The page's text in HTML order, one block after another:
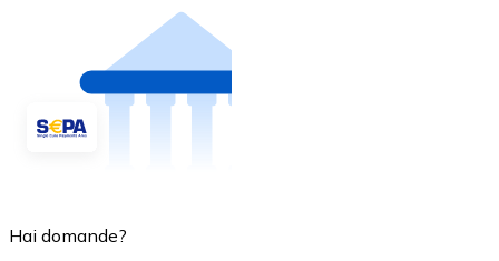
Hai domande?